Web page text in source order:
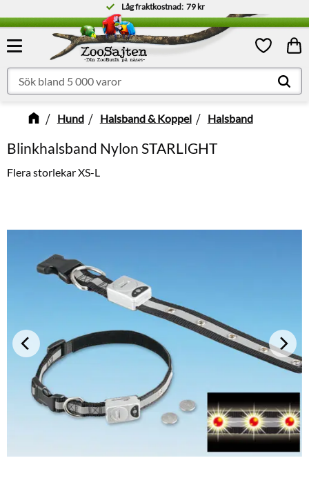
Meny
Låg fraktkostnad: 79 kr
Favoriter
Hund Halsband & Koppel Halsband
Blinkhalsband Nylon STARLIGHT
Flera storlekar XS-L